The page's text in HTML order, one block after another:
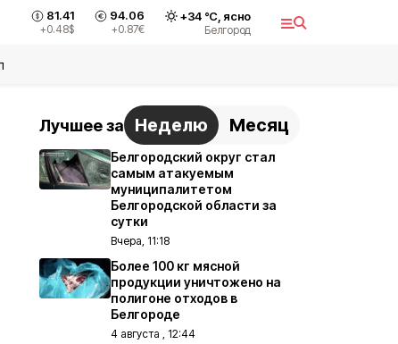
81.41
+0.48$
94.06
+0.87€
+34°С, ясно
Белгород
Лучшее за Неделю Месяц
Белгородский округ стал
самым атакуемым
муниципалитетом
Белгородской области за
сутки
Вчера, 11:18
Более 100 кг мясной
продукции уничтожено на
полигоне отходов в
Белгороде
4 августа , 12:44